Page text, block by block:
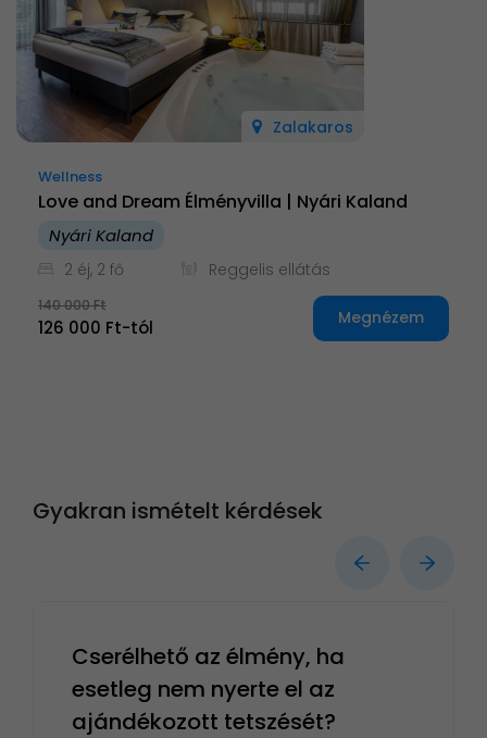
Zalakaros
Wellness
Love and Dream Élményvilla | Nyári Kaland
Nyári Kaland
2 éj, 2 fő Reggelis ellátás
140 000 Ft
126 000 Ft-tól Megnézem
Gyakran ismételt kérdések
Cserélhető az élmény, ha
esetleg nem nyerte el az
ajándékozott tetszését?